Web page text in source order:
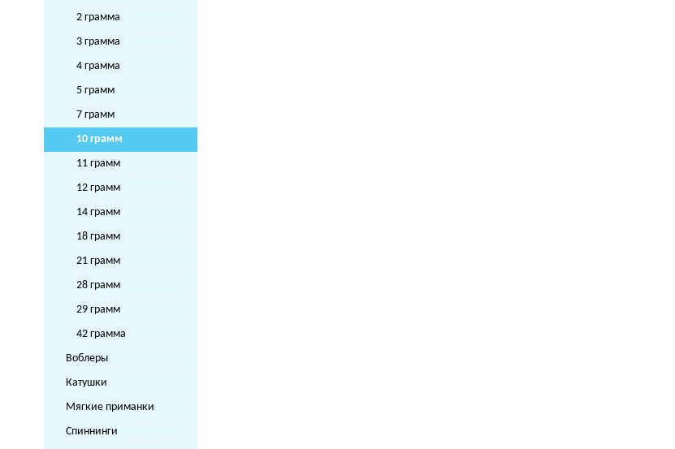
2 грамма
3 грамма
4 грамма
5 грамм
7 грамм
10 грамм
11 грамм
12 грамм
14 грамм
18 грамм
21 грамм
28 грамм
29 грамм
42 грамма
Воблеры
Катушки
Мягкие приманки
Спиннинги